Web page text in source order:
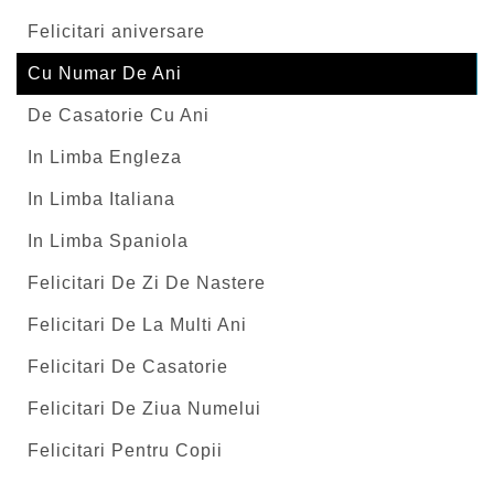
Felicitari aniversare
Cu Numar De Ani
De Casatorie Cu Ani
In Limba Engleza
In Limba Italiana
In Limba Spaniola
Felicitari De Zi De Nastere
Felicitari De La Multi Ani
Felicitari De Casatorie
Felicitari De Ziua Numelui
Felicitari Pentru Copii